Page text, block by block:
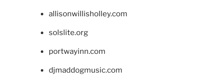
allisonwillisholley.com
solslite.org
portwayinn.com
djmaddogmusic.com